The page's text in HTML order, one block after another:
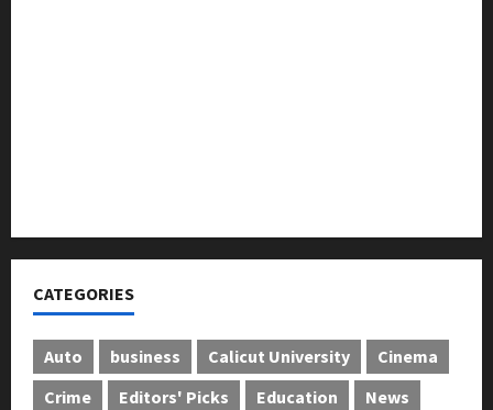
CATEGORIES
Auto business Calicut University
Cinema
Crime
Editors' Picks Education
News